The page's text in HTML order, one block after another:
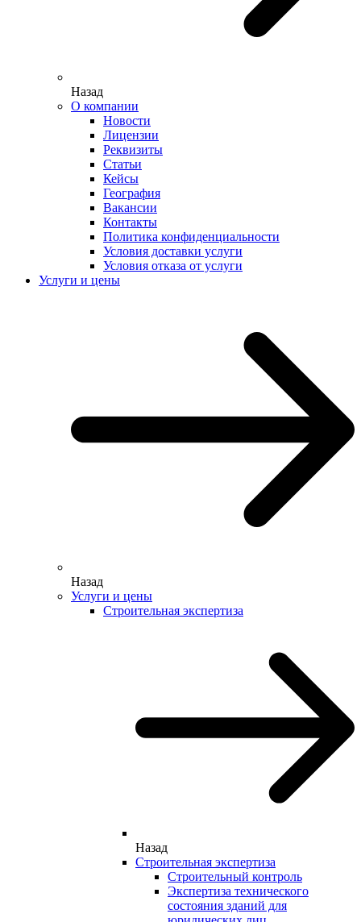
Назад
О компании
Новости
Лицензии
Реквизиты
Статьи
Кейсы
География
Вакансии
Контакты
Политика конфиденциальности
Условия доставки услуги
Условия отказа от услуги
Услуги и цены
Назад
Услуги и цены
Строительная экспертиза
Назад
Строительная экспертиза
Строительный контроль
Экспертиза технического
состояния зданий для